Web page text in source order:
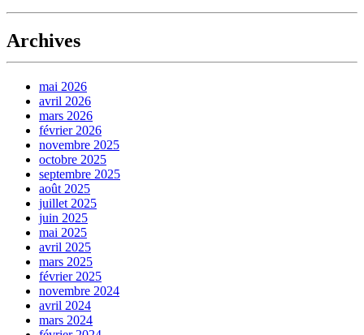
Archives
mai 2026
avril 2026
mars 2026
février 2026
novembre 2025
octobre 2025
septembre 2025
août 2025
juillet 2025
juin 2025
mai 2025
avril 2025
mars 2025
février 2025
novembre 2024
avril 2024
mars 2024